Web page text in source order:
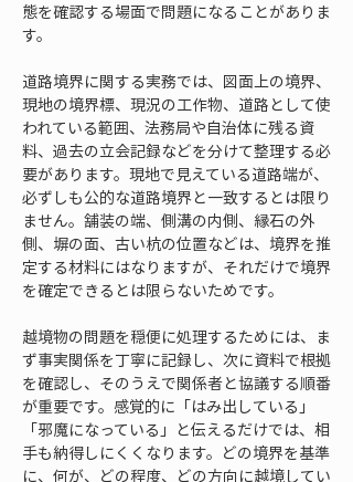
態を確認する場面で問題になることがありま
す。
道路境界に関する実務では、図面上の境界、
現地の境界標、現況の工作物、道路として使
われている範囲、法務局や自治体に残る資
料、過去の立会記録などを分けて整理する必
要があります。現地で見えている道路端が、
必ずしも公的な道路境界と一致するとは限り
ません。舗装の端、側溝の内側、縁石の外
側、塀の面、古い杭の位置などは、境界を推
定する材料にはなりますが、それだけで境界
を確定できるとは限らないためです。
越境物の問題を穏便に処理するためには、ま
ず事実関係を丁寧に記録し、次に資料で根拠
を確認し、そのうえで関係者と協議する順番
が重要です。感覚的に「はみ出している」
「邪魔になっている」と伝えるだけでは、相
手も納得しにくくなります。どの境界を基準
に、何が、どの程度、どの方向に越境してい